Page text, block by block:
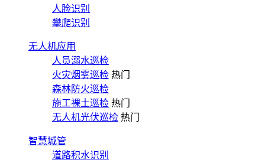
人脸识别
攀爬识别
无人机应用
人员溺水巡检
火灾烟雾巡检 热门
森林防火巡检
施工裸土巡检 热门
无人机光伏巡检 热门
智慧城管
道路积水识别